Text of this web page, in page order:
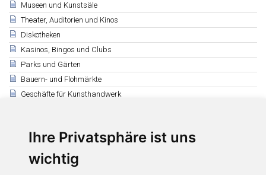
Ihre Privatsphäre ist uns
wichtig
Museen und Kunstsäle
Theater, Auditorien und Kinos
Diskotheken
Kasinos, Bingos und Clubs
Parks und Gärten
Bauern- und Flohmärkte
Geschäfte für Kunsthandwerk
Walbeobachtung
Landausflüge